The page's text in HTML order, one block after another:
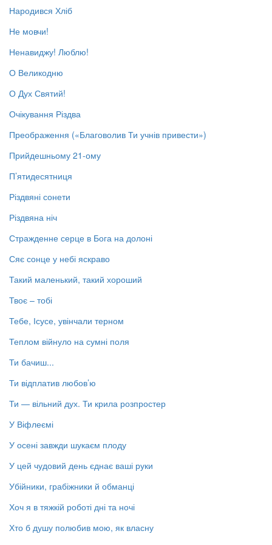
Народився Хліб
Не мовчи!
Ненавиджу! Люблю!
О Великодню
О Дух Святий!
Очікування Різдва
Преображення («Благоволив Ти учнів привести»)
Прийдешньому 21-ому
П’ятидесятниця
Різдвяні сонети
Різдвяна ніч
Стражденне серце в Бога на долоні
Сяє сонце у небі яскраво
Такий маленький, такий хороший
Твоє – тобі
Тебе, Ісусе, увінчали терном
Теплом війнуло на сумні поля
Ти бачиш...
Ти відплатив любов’ю
Ти — вільний дух. Ти крила розпростер
У Віфлеємі
У осені завжди шукаєм плоду
У цей чудовий день єднає ваші руки
Убійники, грабіжники й обманці
Хоч я в тяжкій роботі дні та ночі
Хто б душу полюбив мою, як власну